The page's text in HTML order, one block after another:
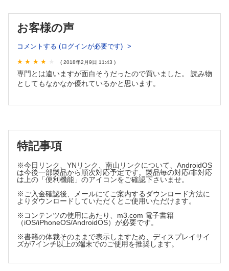
世界のために貢献するということ
カレントトピックス
容体阻害剤の発見による副作用の少ないてんかん抑制
・植物の防御機構の新しい一面ー糖トランスポーター制御によ
・クエイキング欠損はニッチ外でがん幹細胞の幹細胞性を維持
させる
・がんゲノムデータベースからcfDNAクリニカルシークエンス
へ
私のメンター
・Thomas P. Stosselー「実験医学」を体現する指導者
・「先生，あの学生とは一緒に研究できません...」②
・産学連携をより進めるための「透明性の確保」
予防医学の扉を開く 食品に秘められたサイエンス
・吸収されてもされなくても―食品ペプチドの生理作用
お客様の声
コメントする (ログインが必要です)
( 2018年2月9日 11:43 )
専門とは違いますが面白そうだったので買いました。 読み物
としてもなかなか優れているかと思います。
特記事項
※今日リンク、YNリンク、南山リンクについて、AndroidOS
は今後一部製品から順次対応予定です。製品毎の対応/非対応
は上の「便利機能」のアイコンをご確認下さいませ。
※ご入金確認後、メールにてご案内するダウンロード方法に
よりダウンロードしていただくとご使用いただけます。
※コンテンツの使用にあたり、m3.com 電子書籍
（iOS/iPhoneOS/AndroidOS）が必要です。
※書籍の体裁そのままで表示しますため、ディスプレイサイ
ズが7インチ以上の端末でのご使用を推奨します。